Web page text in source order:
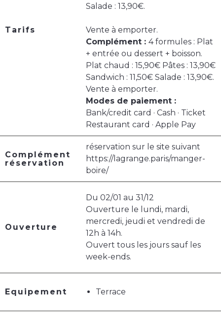
Tarifs
Salade : 13,90€.
Vente à emporter.
Complément : 4 formules : Plat
+ entrée ou dessert + boisson.
Plat chaud : 15,90€ Pâtes : 13,90€
Sandwich : 11,50€ Salade : 13,90€.
Vente à emporter.
Modes de paiement :
Bank/credit card · Cash · Ticket
Restaurant card · Apple Pay
Complément
réservation
réservation sur le site suivant
https://lagrange.paris/manger-
boire/
Ouverture
Du 02/01 au 31/12
Ouverture le lundi, mardi,
mercredi, jeudi et vendredi de
12h à 14h.
Ouvert tous les jours sauf les
week-ends.
Equipement Terrace